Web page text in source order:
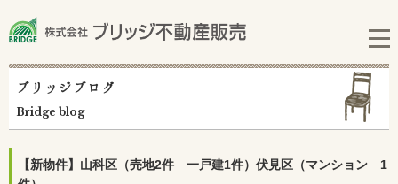
ブリッジブログ
Bridge blog
【新物件】山科区（売地2件 一戸建1件）伏見区（マンション 1